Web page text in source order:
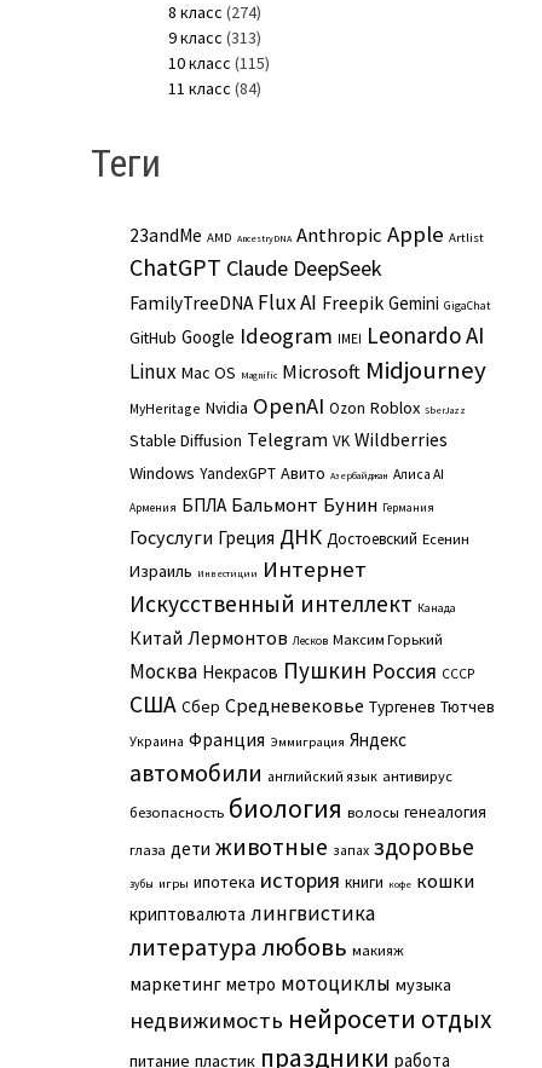
8 класс (274)
9 класс (313)
10 класс (115)
11 класс (84)
Теги
23andMe AMD AncestryDNA Anthropic Apple Artlist
ChatGPT Claude DeepSeek
FamilyTreeDNA Flux AI Freepik Gemini GigaChat
GitHub Google Ideogram IMEI Leonardo AI
Linux Mac OS Magnific Microsoft Midjourney
MyHeritage Nvidia OpenAI Ozon Roblox SberJazz
Stable Diffusion Telegram VK Wildberries
Windows YandexGPT Авито Азербайджан Алиса AI
Армения БПЛА Бальмонт Бунин Германия
Госуслуги Греция ДНК Достоевский Есенин
Израиль Инвестиции Интернет
Искусственный интеллект Канада
Китай Лермонтов Лесков Максим Горький
Москва Некрасов Пушкин Россия СССР
США Сбер Средневековье Тургенев Тютчев
Украина Франция Эммиграция Яндекс
автомобили английский язык антивирус
безопасность биология волосы генеалогия
глаза дети животные запах здоровье
зубы игры ипотека история книги кофе кошки
криптовалюта лингвистика
литература любовь макияж
маркетинг метро мотоциклы музыка
недвижимость нейросети отдых
питание пластик праздники работа